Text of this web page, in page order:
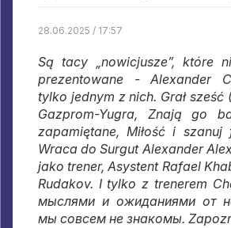
28.06.2025 / 17:57
Są tacy „nowicjusze”, które
prezentowane - Alexander
tylko jednym z nich. Grał sześć
Gazprom-Yugra, Znają go
zapamiętane, Miłość i szanuj
Wraca do Surgut Alexander
jako trener, Asystent Rafael
Rudakov. I tylko z trenerem
мыслями и ожиданиями от
мы совсем не знакомы.